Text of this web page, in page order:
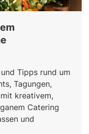
Tipps rund um
Tagungen,
kreativem,
Catering
und